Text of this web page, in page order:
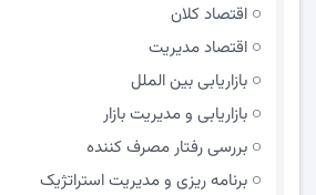
اقتصاد کلان
اقتصاد مدیریت
بازاریابی بین الملل
بازاریابی و مدیریت بازار
بررسی رفتار مصرف کننده
برنامه ریزی و مدیریت استراتژیک